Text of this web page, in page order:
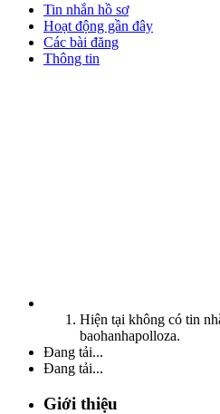
Tin nhắn hồ sơ
Hoạt động gần đây
Các bài đăng
Thông tin
Hiện tại không có tin
baohanhapolloza.
Đang tải...
Đang tải...
Giới thiệu